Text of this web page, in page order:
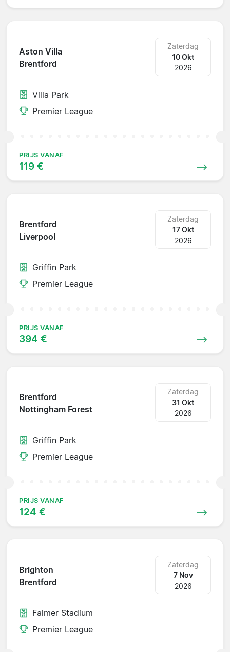
Aston Villa
Brentford
Zaterdag
10 Okt
2026
Villa Park
Premier League
PRIJS VANAF
119 €
Brentford
Liverpool
Zaterdag
17 Okt
2026
Griffin Park
Premier League
PRIJS VANAF
394 €
Brentford
Nottingham Forest
Zaterdag
31 Okt
2026
Griffin Park
Premier League
PRIJS VANAF
124 €
Brighton
Brentford
Zaterdag
7 Nov
2026
Falmer Stadium
Premier League